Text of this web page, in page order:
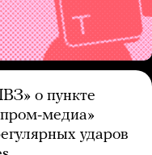
о пункте
медиа»
ударов